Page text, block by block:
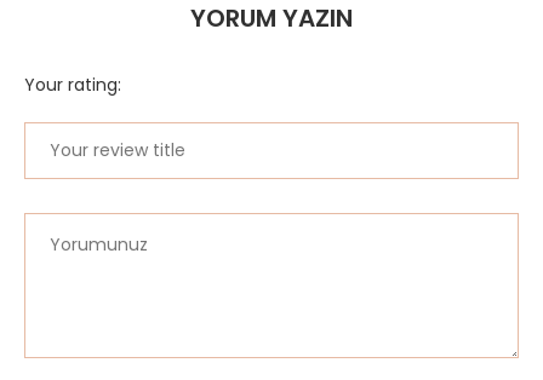
YORUM YAZIN
Your rating: